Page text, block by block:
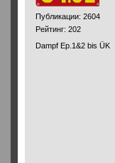
Публикации: 2604
Рейтинг: 202
Dampf Ep.1&2 bis ÜK